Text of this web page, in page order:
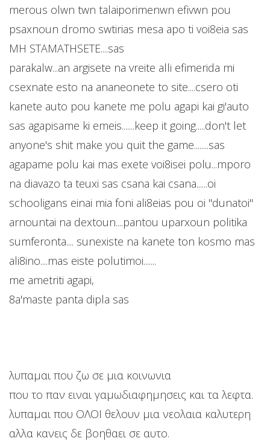
merous olwn twn talaiporimenwn efivwn pou
psaxnoun dromo swtirias mesa apo ti voi8eia sas
MH STAMATHSETE....sas
parakalw...an argisete na vreite alli efimerida mi
csexnate esto na ananeonete to site....csero oti
kanete auto pou kanete me polu agapi kai gi'auto
sas agapisame ki emeis.......keep it going.....don't let
anyone's shit make you quit the game........sas
agapame polu kai mas exete voi8isei polu...mporo
na diavazo ta teuxi sas csana kai csana......oi
schooligans einai mia foni ali8eias pou oi "dunatoi"
arnountai na dextoun....pantou uparxoun politika
sumferonta.... sunexiste na kanete ton kosmo mas
ali8ino....mas eiste polutimoi.......
me ametriti agapi,
8a'maste panta dipla sas
λυπαμαι που ζω σε μια κοινωνια
που το παν ειναι γαμωδιαφημησεις και τα λεφτα.
λυπαμαι που ΟΛΟΙ θελουν μια νεολαια καλυτερη
αλλα κανεις δε βοηθαει σε αυτο.